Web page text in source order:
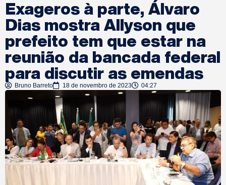
Exageros à parte, Álvaro
Dias mostra Allyson que
prefeito tem que estar na
reunião da bancada federal
para discutir as emendas
Bruno Barreto 18 de novembro de 2023 04:27